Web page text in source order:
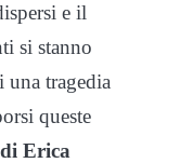
e il
si stanno
tragedia
queste
Erica